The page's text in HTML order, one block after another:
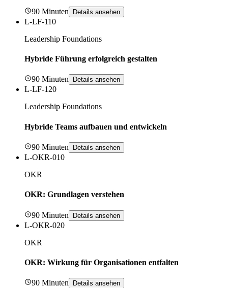
90 Minuten Details ansehen
L-LF-110
Leadership Foundations
Hybride Führung erfolgreich gestalten
90 Minuten Details ansehen
L-LF-120
Leadership Foundations
Hybride Teams aufbauen und entwickeln
90 Minuten Details ansehen
L-OKR-010
OKR
OKR: Grundlagen verstehen
90 Minuten Details ansehen
L-OKR-020
OKR
OKR: Wirkung für Organisationen entfalten
90 Minuten Details ansehen